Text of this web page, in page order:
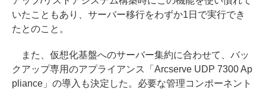
いたこともあり、サーバー移行をわずか1日で実行でき
たとのこと。
また、仮想化基盤へのサーバー集約に合わせて、バッ
クアップ専用のアプライアンス「Arcserve UDP 7300 Ap
pliance」の導入も決定した。必要な管理コンポーネント